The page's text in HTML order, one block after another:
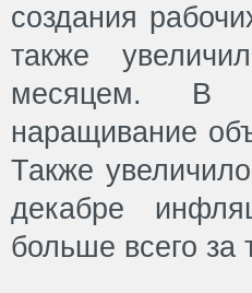
создания
также
месяцем. В
наращивание
Также
декабре
больше всего за